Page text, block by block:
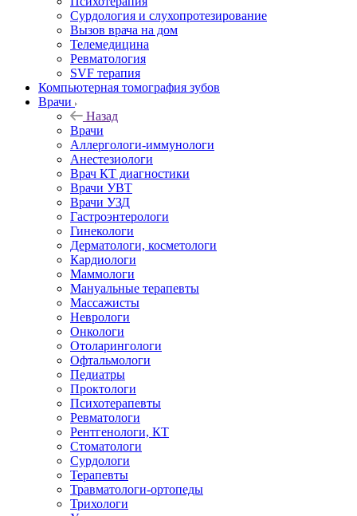
Сурдология и слухопротезирование
Вызов врача на дом
Телемедицина
Ревматология
SVF терапия
Компьютерная томография зубов
Врачи
Назад
Врачи
Аллергологи-иммунологи
Анестезиологи
Врач КТ диагностики
Врачи УВТ
Врачи УЗД
Гастроэнтерологи
Гинекологи
Дерматологи, косметологи
Кардиологи
Маммологи
Мануальные терапевты
Массажисты
Неврологи
Онкологи
Отоларингологи
Офтальмологи
Педиатры
Проктологи
Психотерапевты
Ревматологи
Рентгенологи, КТ
Стоматологи
Сурдологи
Терапевты
Травматологи-ортопеды
Трихологи